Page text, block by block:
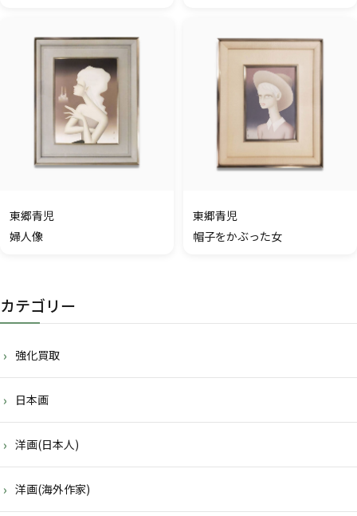
東郷青児
婦人像
東郷青児
帽子をかぶった女
カテゴリー
強化買取
日本画
洋画(日本人)
洋画(海外作家)